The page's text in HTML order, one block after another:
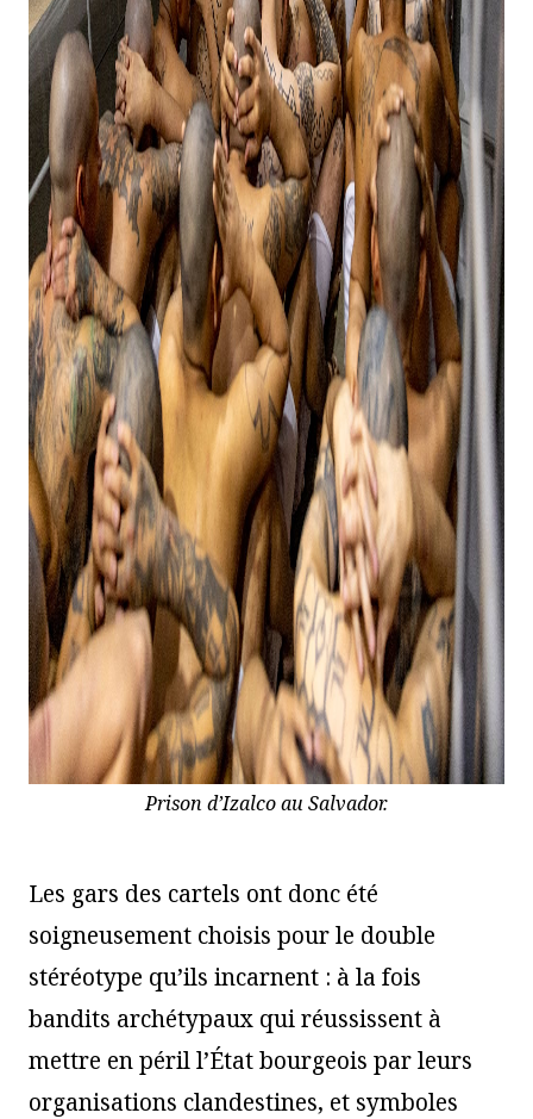
Prison d’Izalco au Salvador.
Les gars des cartels ont donc été
soigneusement choisis pour le double
stéréotype qu’ils incarnent : à la fois
bandits archétypaux qui réussissent à
mettre en péril l’État bourgeois par leurs
organisations clandestines, et symboles